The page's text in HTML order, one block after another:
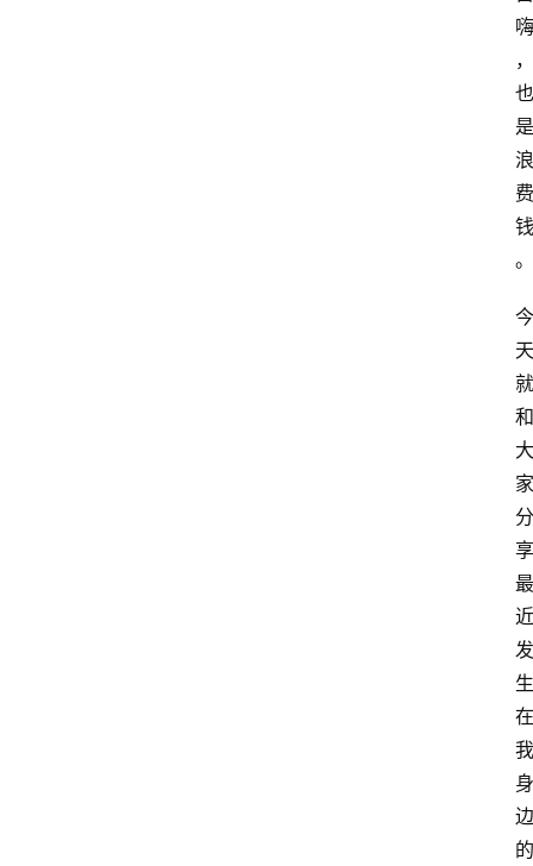
嗨
，
也
是
浪
费
钱
。
今
天
就
和
大
家
分
享
最
近
发
生
在
我
身
边
的